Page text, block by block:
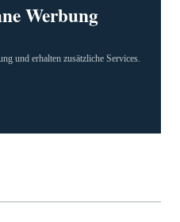
Werbung
und erhalten zusätzliche Services.